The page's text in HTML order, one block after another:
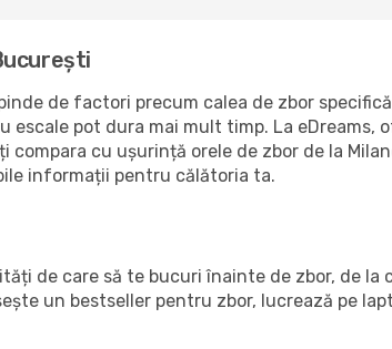
de factori precum calea de zbor
escale pot dura mai mult timp. La
compara cu ușurință orele de zbor de la
informații pentru călătoria ta.
de care să te bucuri înainte de zbor, de la
un bestseller pentru zbor, lucrează pe